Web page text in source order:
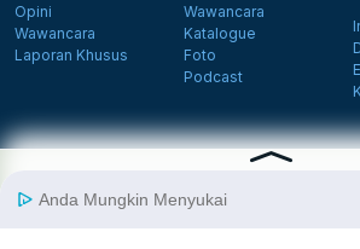
Opini
Wawancara
Laporan Khusus
Wawancara
Katalogue
Foto
Podcast